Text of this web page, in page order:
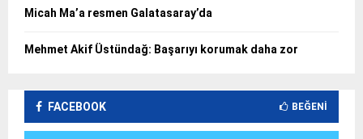
Micah Ma’a resmen Galatasaray’da
Mehmet Akif Üstündağ: Başarıyı korumak daha zor
FACEBOOK BEĞENI